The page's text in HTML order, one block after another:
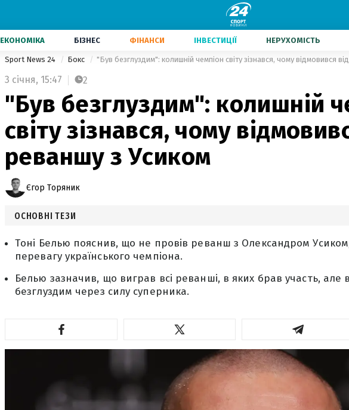
ЕКОНОМІКА БІЗНЕС ФІНАНСИ ІНВЕСТИЦІЇ НЕРУХОМІСТЬ
Sport News 24 Бокс "Був безглуздим": колишній чемпіон світу зізнався, чому відмовився
3 січня, 15:47 2
"Був безглуздим": колишній
світу зізнався, чому
реваншу з Усиком
Єгор Торяник
ОСНОВНІ ТЕЗИ
Тоні Белью пояснив, що не провів реванш з Олександром
перевагу українського чемпіона.
Белью зазначив, що виграв всі реванші, в яких брав участь,
безглуздим через силу суперника.